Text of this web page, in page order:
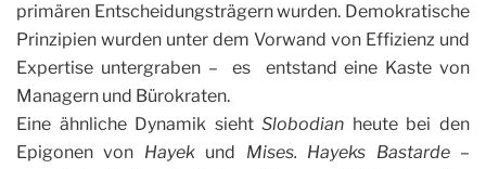
primären Entscheidungsträgern wurden. Demokratische
Prinzipien wurden unter dem Vorwand von Effizienz und
Expertise untergraben – es entstand eine Kaste von
Managern und Bürokraten.
Eine ähnliche Dynamik siehtSlobodian heute bei den
Epigonen von Hayekund Mises. Hayeks Bastarde –